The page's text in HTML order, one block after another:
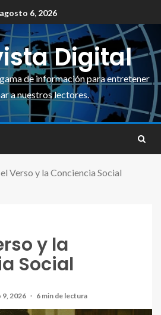
agosto 6, 2026
Digital
de información para entretener
a nuestros lectores.
Verso y la Conciencia Social
y la
Social
9, 2026 6 min de lectura